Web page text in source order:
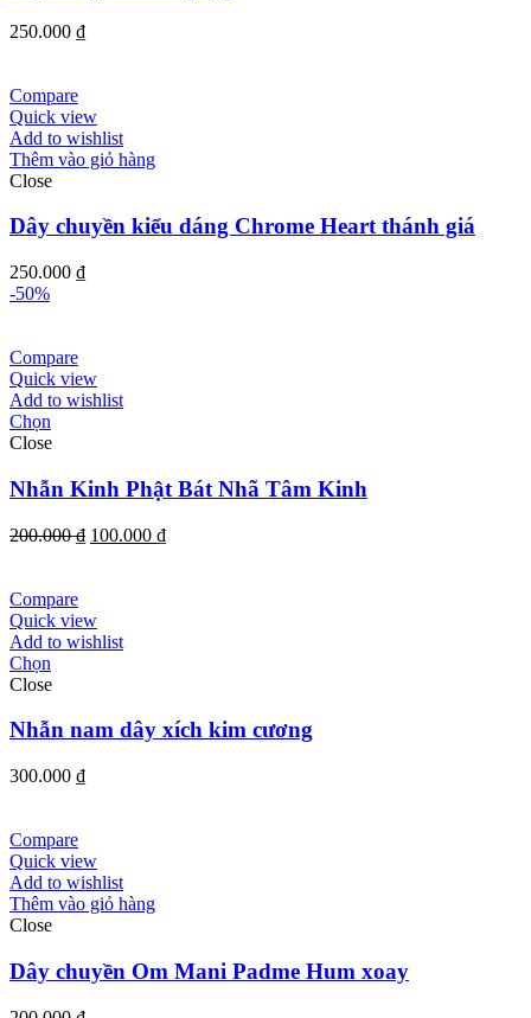
250.000 ₫
Compare
Quick view
Add to wishlist
Thêm vào giỏ hàng
Close
Dây chuyền kiểu dáng Chrome Heart thánh giá
250.000 ₫
-50%
Compare
Quick view
Add to wishlist
Chọn
Close
Nhẫn Kinh Phật Bát Nhã Tâm Kinh
200.000₫ Giá
100.000 ₫Giá
Compare
Quick view
Add to wishlist
Chọn
Close
Nhẫn nam dây xích kim cương
300.000 ₫
Compare
Quick view
Add to wishlist
Thêm vào giỏ hàng
Close
Dây chuyền Om Mani Padme Hum xoay